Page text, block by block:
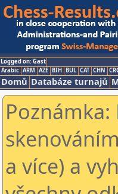
Logged on: Gast
Arabic ARM AZE BIH BUL CAT CHN
Domů Databáze turnajů
a více) a